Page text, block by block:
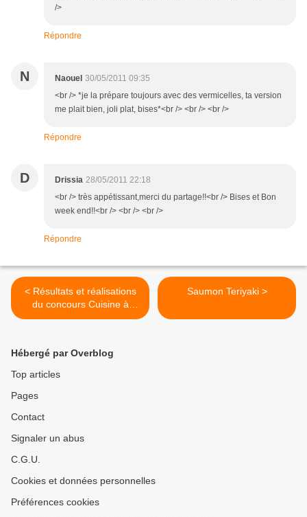
/>
Répondre
N Naouel 30/05/2011 09:35
<br /> *je la prépare toujours avec des vermicelles, ta version
me plait bien, joli plat, bises*<br /> <br /> <br />
Répondre
D Drissia 28/05/2011 22:18
<br /> très appétissant,merci du partage!!<br /> Bises et Bon
week end!!<br /> <br /> <br />
Répondre
< Résultats et réalisations
du concours Cuisine à
bâbord !
Saumon Teriyaki >
Hébergé par Overblog
Top articles
Pages
Contact
Signaler un abus
C.G.U.
Cookies et données personnelles
Préférences cookies